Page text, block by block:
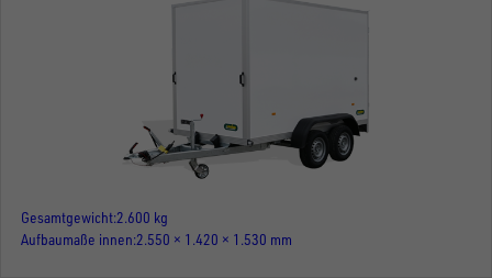
Gesamtgewicht 2.600 kg
Aufbaumaße innen 2.550 × 1.420 × 1.530 mm